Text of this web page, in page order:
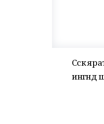
Сәскә